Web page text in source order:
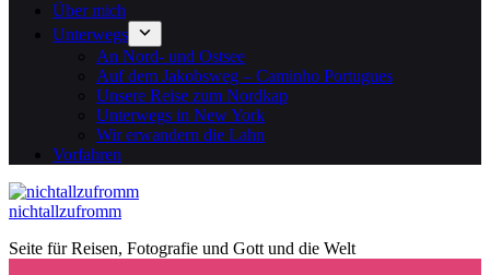
Über mich
Unterwegs
An Nord- und Ostsee
Auf dem Jakobsweg – Caminho Portugues
Unsere Reise zum Nordkap
Unterwegs in New York
Wir erwandern die Lahn
Vorfahren
nichtallzufromm
Seite für Reisen, Fotografie und Gott und die Welt